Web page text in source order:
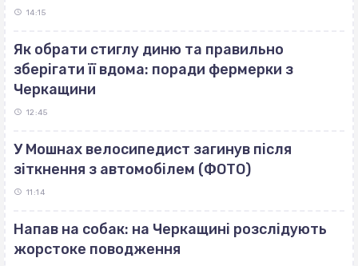
14:15
Як обрати стиглу диню та правильно
зберігати її вдома: поради фермерки з
Черкащини
12:45
У Мошнах велосипедист загинув після
зіткнення з автомобілем (ФОТО)
11:14
Напав на собак: на Черкащині розслідують
жорстоке поводження